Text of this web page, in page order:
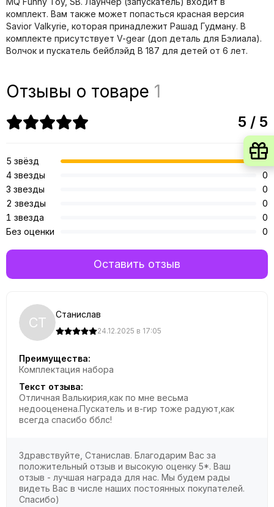
комплект. Вам также может попасться красная версия
Savior Valkyrie, которая принадлежит Рашад Гудману. В
комплекте присутствует V-gear (доп деталь для Бэлиала).
Волчок и пускатель бейблэйд B 187 для детей от 6 лет.
Отзывы о товаре 1
СТ Станислав
24.12.2025 в 17:05
Преимущества:
Комплектация набора
Текст отзыва:
Отличная Валькирия,как по мне весьма
недооценена.Пускатель и в-гир тоже радуют,как
всегда спасибо бблс!
Здравствуйте, Станислав. Благодарим Вас за
положительный отзыв и высокую оценку 5*. Ваш
отзыв - лучшая награда для нас. Мы будем рады
видеть Вас в числе наших постоянных покупателей.
Спасибо)
5 / 5
5 звёзд
1
4 звезды
0
3 звезды
0
2 звезды
0
1 звезда
0
Без оценки
0
Оставить отзыв